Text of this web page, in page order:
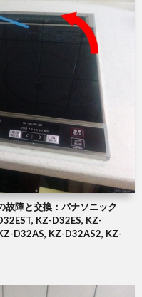
故障と交換：パナソニック
KZ-D32ES, KZ-
D32AS, KZ-D32AS2, KZ-